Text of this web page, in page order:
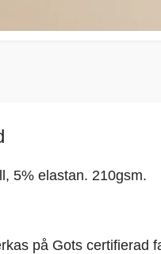
5% elastan. 210gsm.
på Gots certifierad